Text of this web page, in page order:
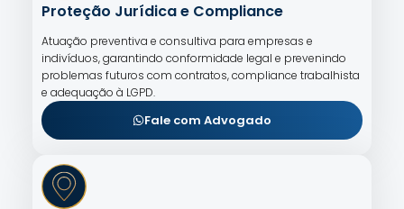
Proteção Jurídica e Compliance
Atuação preventiva e consultiva para empresas e
indivíduos, garantindo conformidade legal e prevenindo
problemas futuros com contratos, compliance trabalhista
e adequação à LGPD.
Fale com Advogado